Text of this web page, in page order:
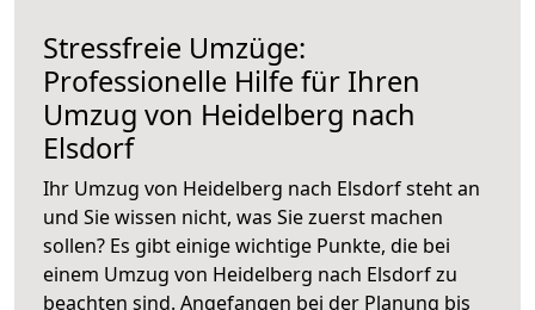
Stressfreie Umzüge:
Professionelle Hilfe für Ihren
Umzug von Heidelberg nach
Elsdorf
Ihr Umzug von Heidelberg nach Elsdorf steht an
und Sie wissen nicht, was Sie zuerst machen
sollen? Es gibt einige wichtige Punkte, die bei
einem Umzug von Heidelberg nach Elsdorf zu
beachten sind. Angefangen bei der Planung bis